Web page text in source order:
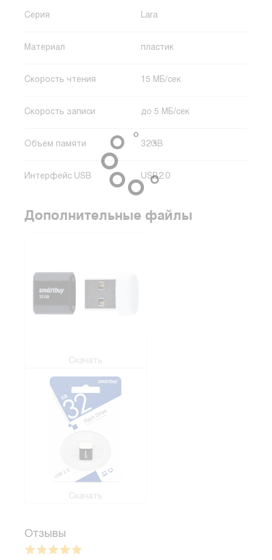
Серия Lara
Материал пластик
Скорость чтения 15 МБ/сек
Скорость записи до 5 МБ/сек
Объем памяти 32GB
Интерфейс USB USB2.0
Дополнительные файлы
Скачать
Скачать
Отзывы